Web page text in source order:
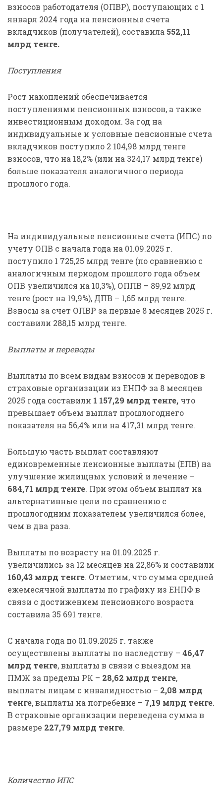
взносов работодателя (ОПВР), поступающих с 1
января 2024 года на пенсионные счета
вкладчиков (получателей), составила 552,11
млрд тенге.
Поступления
Рост накоплений обеспечивается
поступлениями пенсионных взносов, а также
инвестиционным доходом. За год на
индивидуальные и условные пенсионные счета
вкладчиков поступило 2 104,98 млрд тенге
взносов, что на 18,2% (или на 324,17 млрд тенге)
больше показателя аналогичного периода
прошлого года.
На индивидуальные пенсионные счета (ИПС) по
учету ОПВ с начала года на 01.09.2025 г.
поступило 1 725,25 млрд тенге (по сравнению с
аналогичным периодом прошлого года объем
ОПВ увеличился на 10,3%), ОППВ – 89,92 млрд
тенге (рост на 19,9%), ДПВ – 1,65 млрд тенге.
Взносы за счет ОПВР за первые 8 месяцев 2025 г.
составили 288,15 млрд тенге.
Выплаты и переводы
Выплаты по всем видам взносов и переводов в
страховые организации из ЕНПФ за 8 месяцев
2025 года составили 1 157,29 млрд тенге, что
превышает объем выплат прошлогоднего
показателя на 56,4% или на 417,31 млрд тенге.
Большую часть выплат составляют
единовременные пенсионные выплаты (ЕПВ) на
улучшение жилищных условий и лечение –
684,71 млрд тенге. При этом объем выплат на
альтернативные цели по сравнению с
прошлогодним показателем увеличился более,
чем в два раза.
Выплаты по возрасту на 01.09.2025 г.
увеличились за 12 месяцев на 22,86% и составили
160,43 млрд тенге. Отметим, что сумма средней
ежемесячной выплаты по графику из ЕНПФ в
связи с достижением пенсионного возраста
составила 35 691 тенге.
С начала года по 01.09.2025 г. также
осуществлены выплаты по наследству – 46,47
млрд тенге, выплаты в связи с выездом на
ПМЖ за пределы РК – 28,62 млрд тенге,
выплаты лицам с инвалидностью – 2,08 млрд
тенге, выплаты на погребение – 7,19 млрд тенге.
В страховые организации переведена сумма в
размере 227,79 млрд тенге.
Количество ИПС